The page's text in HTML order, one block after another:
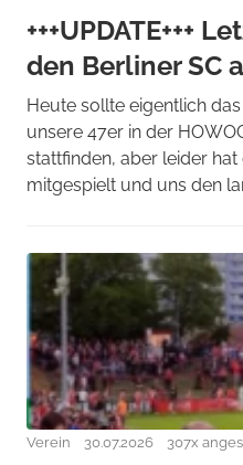
+++UPDATE+++
den Berliner SC
Heute sollte eigentlich
unsere 47er in der
stattfinden, aber leider
mitgespielt und uns den
Verein 30.07.2026 307x